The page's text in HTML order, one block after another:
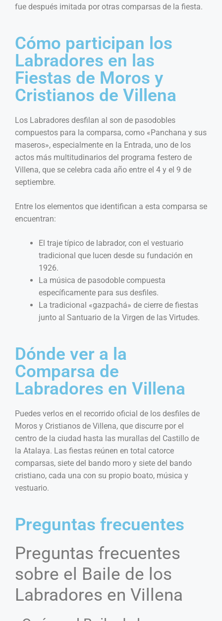
fue después imitada por otras comparsas de la fiesta.
Cómo participan los
Labradores en las
Fiestas de Moros y
Cristianos de Villena
Los Labradores desfilan al son de pasodobles
compuestos para la comparsa, como «Panchana y sus
maseros», especialmente en la Entrada, uno de los
actos más multitudinarios del programa festero de
Villena, que se celebra cada año entre el 4 y el 9 de
septiembre.
Entre los elementos que identifican a esta comparsa se
encuentran:
El traje típico de labrador, con el vestuario
tradicional que lucen desde su fundación en
1926.
La música de pasodoble compuesta
específicamente para sus desfiles.
La tradicional «gazpachá» de cierre de fiestas
junto al Santuario de la Virgen de las Virtudes.
Dónde ver a la
Comparsa de
Labradores en Villena
Puedes verlos en el recorrido oficial de los desfiles de
Moros y Cristianos de Villena, que discurre por el
centro de la ciudad hasta las murallas del Castillo de
la Atalaya. Las fiestas reúnen en total catorce
comparsas, siete del bando moro y siete del bando
cristiano, cada una con su propio boato, música y
vestuario.
Preguntas frecuentes
Preguntas frecuentes
sobre el Baile de los
Labradores en Villena